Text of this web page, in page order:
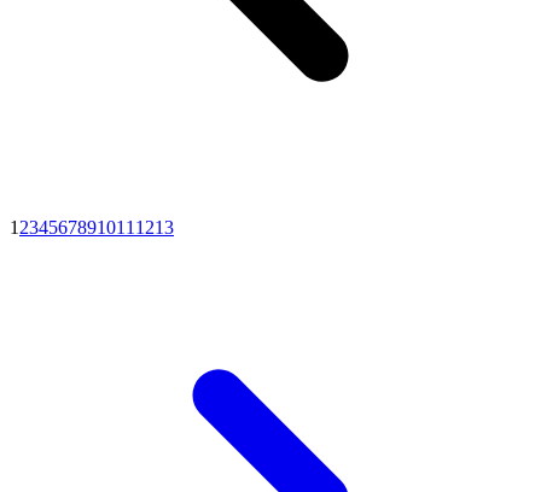
12345678910111213